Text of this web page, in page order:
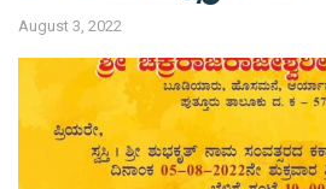
August 3, 2022